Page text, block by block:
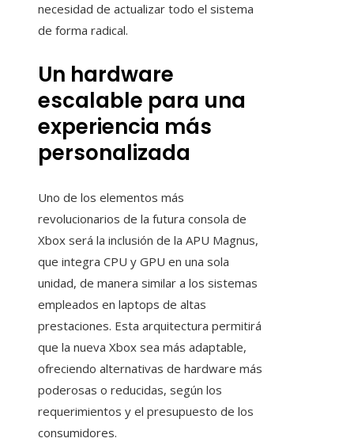
necesidad de actualizar todo el sistema
de forma radical.
Un hardware
escalable para una
experiencia más
personalizada
Uno de los elementos más
revolucionarios de la futura consola de
Xbox será la inclusión de la APU Magnus,
que integra CPU y GPU en una sola
unidad, de manera similar a los sistemas
empleados en laptops de altas
prestaciones. Esta arquitectura permitirá
que la nueva Xbox sea más adaptable,
ofreciendo alternativas de hardware más
poderosas o reducidas, según los
requerimientos y el presupuesto de los
consumidores.